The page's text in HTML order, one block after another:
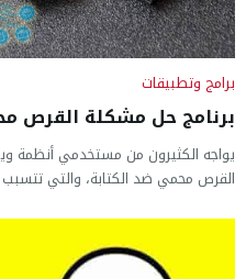
برامج وتطبيقات
برنامج حل مشكلة القرص
يواجه الكثيرون من مستخدمي أنظمة
القرص محمي ضد الكتابة، والتي